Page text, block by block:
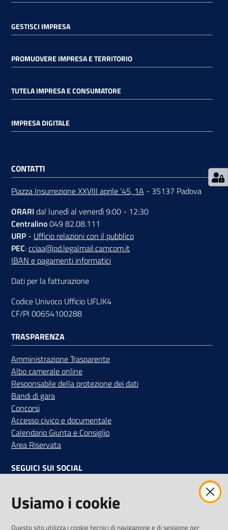
La
on line
online
Contatti
Newsle
tter
Sala
Seguici
GESTISCI IMPRESA
PROMUOVERE IMPRESA E TERRITORIO
TUTELA IMPRESA E CONSUMATORE
IMPRESA DIGITALE
CONTATTI
Piazza Insurrezione XXVIII aprile '45, 1A - 35137 Padova
ORARI dal lunedì al venerdì 9:00 - 12:30
Centralino049 82.08.111
URP - Ufficio relazioni con il pubblico
PEC:cciaa@pd.legalmail.camcom.it
IBAN e pagamenti informatici
Dati per la fatturazione
Codice Univoco Ufficio UFLIK4
CF/PI 00654100288
TRASPARENZA
Amministrazione Trasparente
Albo camerale online
Responsabile della protezione dei dati
Bandi di gara
Concorsi
Accesso civico e documentale
Calendario Giunta e Consiglio
Area Riservata
SEGUICI SUI SOCIAL
Usiamo i cookie
Questo sito utilizza i cookie tecnici di navigazione e di sessione per